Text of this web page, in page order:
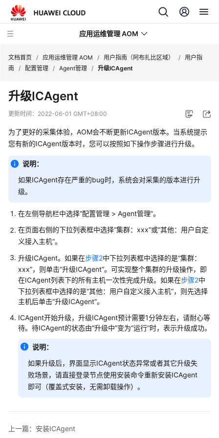
应用运维管理 AOM
最
新
动
产
品
介
绍
计
费
说
明
速
入
门
用
户
指
南
践
参
文档首页 / 应用运维管理 AOM / 用户指南（阿布扎比区域） / 用户指
南 / 配置管理 / Agent管理 / 升级ICAgent
升级ICAgent
更新时间： 2022-06-01 GMT+08:00
为了更好的采集体验，AOM会不断更新ICAgent版本。当系统提示
您有新的ICAgent版本时，您可以按照如下操作步骤进行升级。
说明：
如果ICAgent存在严重的bug时，系统会对采集的版本进行升
级。
在左侧导航栏中选择“配置管理 > Agent管理”。
在页面右侧的下拉列表框中选择“集群：xxx”或“其他：用户自定
义接入主机”。
升级ICAgent。如果在步骤2中下拉列表框中选择的是“集群：
xxx”，则单击“升级ICAgent”。可实现整个集群的升级操作，即
在ICAgent列表下的所有主机一次性完成升级。如果在步骤2中
下拉列表框中选择的是“其他：用户自定义接入主机”，则先选择
主机后单击“升级ICAgent”。
ICAgent开始升级，升级ICAgent预计需要1分钟左右，请耐心等
待。待ICAgent的状态由“升级中”变为“运行”时，表示升级成功。
说明：
如果升级后，界面显示ICAgent状态异常或者其它升级失
败场景，请直接登录节点使用安装命令重新安装ICAgent
即可（覆盖式安装，无需卸载操作）。
上一篇：安装ICAgent